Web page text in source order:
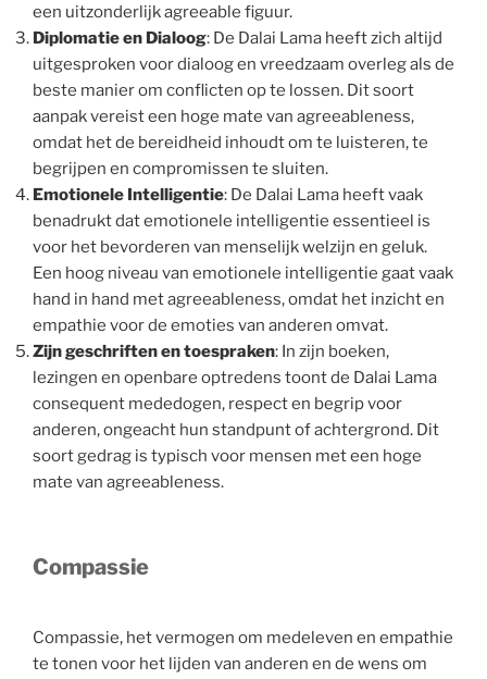
een uitzonderlijk agreeable figuur.
Diplomatie en Dialoog: De Dalai Lama heeft zich altijd
uitgesproken voor dialoog en vreedzaam overleg als de
beste manier om conflicten op te lossen. Dit soort
aanpak vereist een hoge mate van agreeableness,
omdat het de bereidheid inhoudt om te luisteren, te
begrijpen en compromissen te sluiten.
Emotionele Intelligentie: De Dalai Lama heeft vaak
benadrukt dat emotionele intelligentie essentieel is
voor het bevorderen van menselijk welzijn en geluk.
Een hoog niveau van emotionele intelligentie gaat vaak
hand in hand met agreeableness, omdat het inzicht en
empathie voor de emoties van anderen omvat.
Zijn geschriften en toespraken: In zijn boeken,
lezingen en openbare optredens toont de Dalai Lama
consequent mededogen, respect en begrip voor
anderen, ongeacht hun standpunt of achtergrond. Dit
soort gedrag is typisch voor mensen met een hoge
mate van agreeableness.
Compassie
Compassie, het vermogen om medeleven en empathie
te tonen voor het lijden van anderen en de wens om